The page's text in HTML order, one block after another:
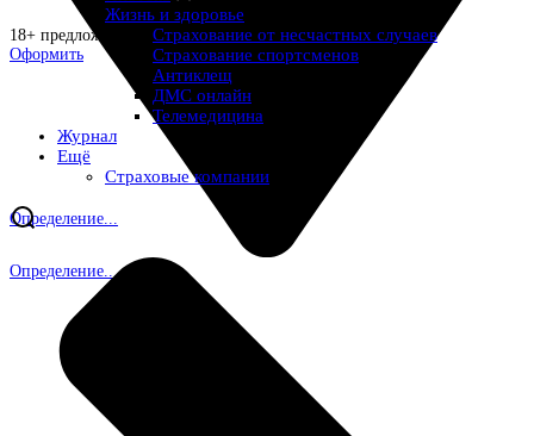
Определение...
Определение...
Жизнь и здоровье
Страхование от несчастных случаев
Страхование спортсменов
Антиклещ
ДМС онлайн
Телемедицина
Журнал
Ещё
Страховые компании
18+ предложений
Оформить